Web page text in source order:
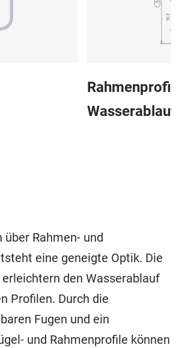
Wasserablauf
Rahmen- und
eine geneigte Optik. Die
den Wasserablauf
Profilen. Durch die
Fugen und ein
und Rahmenprofile können